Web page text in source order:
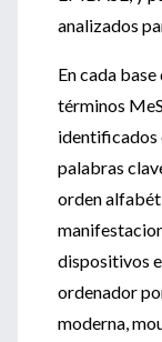
analizados
En cada
términos
identificados
palabras
orden
dispositivos
ordenador
moderna,